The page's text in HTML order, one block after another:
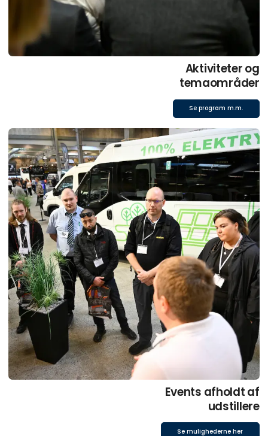
Aktiviteter og
temaområder
Se program m.m.
Events afholdt af
udstillere
Se mulighederne her